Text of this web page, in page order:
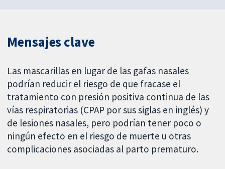
Mensajes clave
Las mascarillas en lugar de las gafas nasales
podrían reducir el riesgo de que fracase el
tratamiento con presión positiva continua de las
vías respiratorias (CPAP por sus siglas en inglés) y
de lesiones nasales, pero podrían tener poco o
ningún efecto en el riesgo de muerte u otras
complicaciones asociadas al parto prematuro.